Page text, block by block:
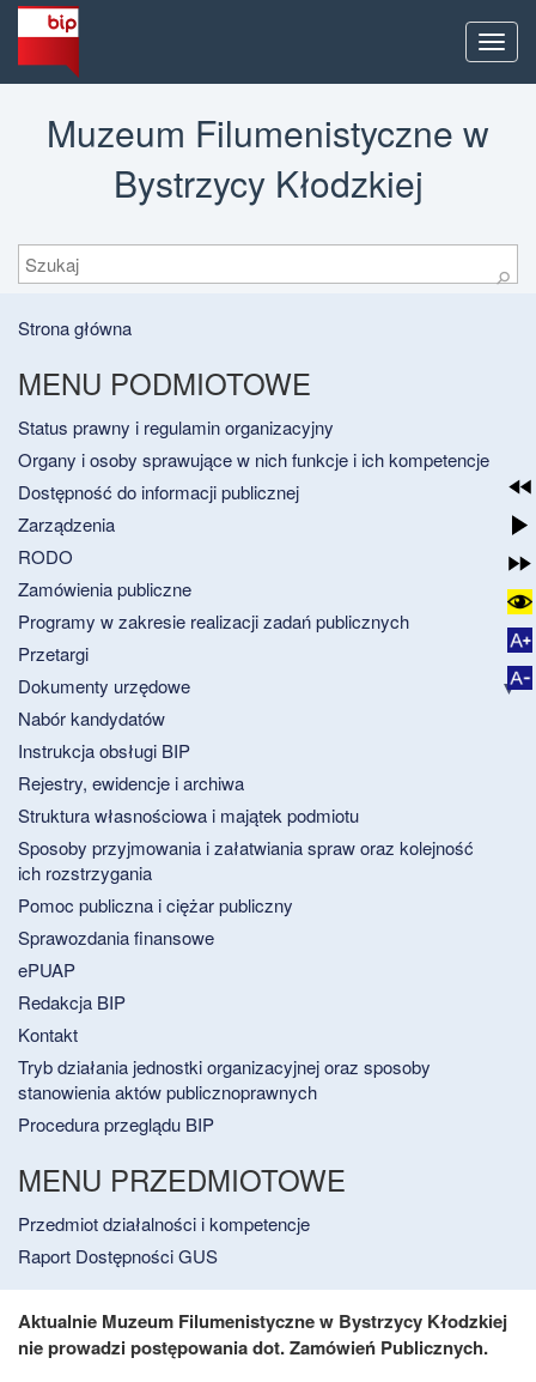
Menu
Muzeum Filumenistyczne w
Bystrzycy Kłodzkiej
Szukaj
⚲
Strona główna
MENU PODMIOTOWE
Status prawny i regulamin organizacyjny
Organy i osoby sprawujące w nich funkcje i ich kompetencje
Dostępność do informacji publicznej
Zarządzenia
RODO
Zamówienia publiczne
Programy w zakresie realizacji zadań publicznych
Przetargi
Dokumenty urzędowe
Nabór kandydatów
Instrukcja obsługi BIP
Rejestry, ewidencje i archiwa
Struktura własnościowa i majątek podmiotu
Sposoby przyjmowania i załatwiania spraw oraz kolejność
ich rozstrzygania
Pomoc publiczna i ciężar publiczny
Sprawozdania finansowe
ePUAP
Redakcja BIP
Kontakt
Tryb działania jednostki organizacyjnej oraz sposoby
stanowienia aktów publicznoprawnych
Procedura przeglądu BIP
MENU PRZEDMIOTOWE
Przedmiot działalności i kompetencje
Raport Dostępności GUS
Aktualnie Muzeum Filumenistyczne w Bystrzycy Kłodzkiej
nie prowadzi postępowania dot. Zamówień Publicznych.